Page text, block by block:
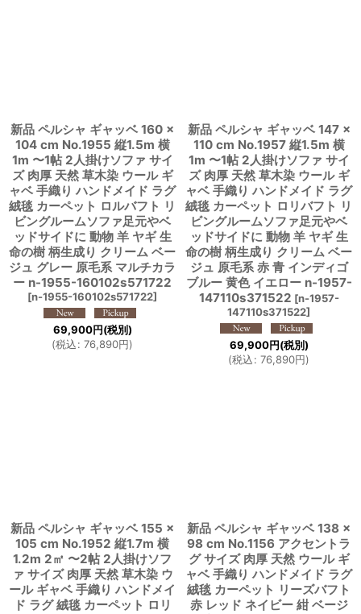
新品 ペルシャ ギャッベ 160 ×
104 cm No.1955 縦1.5m 横
1m 〜1帖 2人掛けソファ サイ
ズ 肉厚 天然 草木染 ウール ギ
ャベ 手織り ハンドメイド ラグ
絨毯 カーペット ロルバフト リ
ビングルームソファ足元やベ
ッドサイドに 動物 羊 ヤギ 生
命の樹 柄生成り クリーム ベー
ジュ グレー 原毛系 マルチカラ
ー n-1955-160102s571722
[n-1955-160102s571722]
69,900円(税別)
(税込: 76,890円)
新品 ペルシャ ギャッベ 147 ×
110 cm No.1957 縦1.5m 横
1m 〜1帖 2人掛けソファ サイ
ズ 肉厚 天然 草木染 ウール ギ
ャベ 手織り ハンドメイド ラグ
絨毯 カーペット ロリバフト リ
ビングルームソファ足元やベ
ッドサイドに 動物 羊 ヤギ 生
命の樹 柄生成り クリーム ベー
ジュ 原毛系 赤 青 インディゴ
ブルー 黄色 イエロー n-1957-
147110s371522 [n-1957-
147110s371522]
69,900円(税別)
(税込: 76,890円)
新品 ペルシャ ギャッベ 155 ×
105 cm No.1952 縦1.7m 横
1.2m 2㎡ 〜2帖 2人掛けソフ
ァ サイズ 肉厚 天然 草木染 ウ
ール ギャベ 手織り ハンドメイ
ド ラグ 絨毯 カーペット ロリ
新品 ペルシャ ギャッベ 138 ×
98 cm No.1156 アクセントラ
グ サイズ 肉厚 天然 ウール ギ
ャベ 手織り ハンドメイド ラグ
絨毯 カーペット リーズバフト
赤 レッド ネイビー 紺 ベージ